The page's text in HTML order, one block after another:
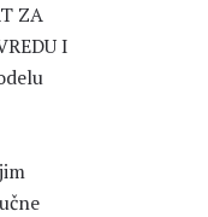
ZA
I